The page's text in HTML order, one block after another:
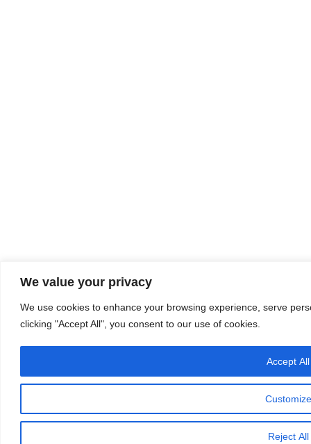
We value your privacy
We use cookies to enhance your browsing experience, serve
clicking "Accept All", you consent to our use of cookies.
Customize
Reject All
Accept All